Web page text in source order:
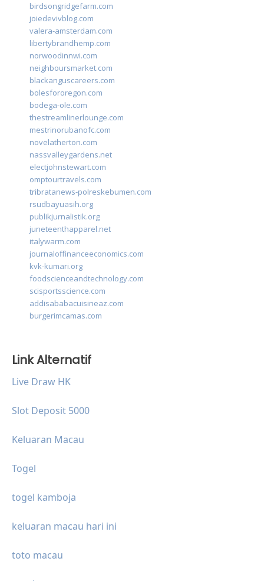
birdsongridgefarm.com
joiedevivblog.com
valera-amsterdam.com
libertybrandhemp.com
norwoodinnwi.com
neighboursmarket.com
blackanguscareers.com
bolesfororegon.com
bodega-ole.com
thestreamlinerlounge.com
mestrinorubanofc.com
novelatherton.com
nassvalleygardens.net
electjohnstewart.com
omptourtravels.com
tribratanews-polreskebumen.com
rsudbayuasih.org
publikjurnalistik.org
juneteenthapparel.net
italywarm.com
journaloffinanceeconomics.com
kvk-kumari.org
foodscienceandtechnology.com
scisportsscience.com
addisababacuisineaz.com
burgerimcamas.com
Link Alternatif
Live Draw HK
Slot Deposit 5000
Keluaran Macau
Togel
togel kamboja
keluaran macau hari ini
toto macau